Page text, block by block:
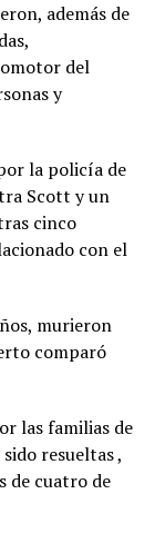
además de
del
y
la policía de
Scott y un
cinco
con el
murieron
comparó
las familias de
resueltas ,
de cuatro de